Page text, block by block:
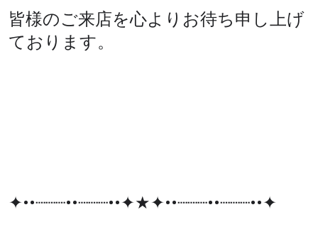
皆様のご来店を心よりお待ち申し上げ
ております。
✦••┈┈┈••┈┈┈••✦★✦••┈┈┈••┈┈┈••✦